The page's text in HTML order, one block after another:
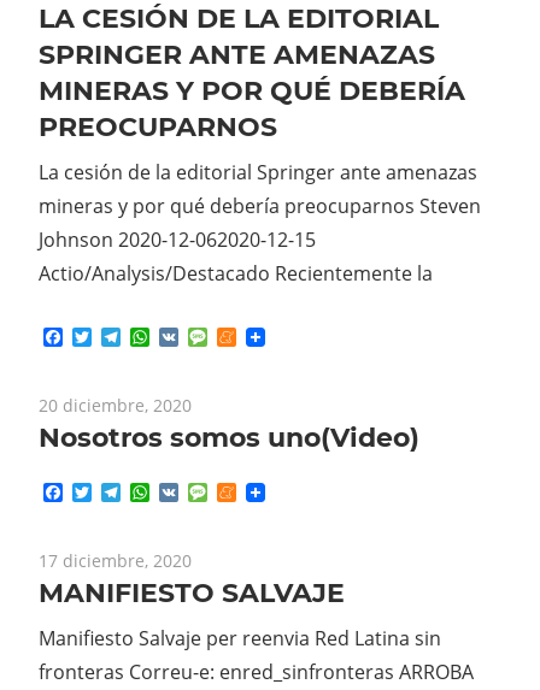
LA CESIÓN DE LA EDITORIAL
SPRINGER ANTE AMENAZAS
MINERAS Y POR QUÉ DEBERÍA
PREOCUPARNOS
La cesión de la editorial Springer ante amenazas
mineras y por qué debería preocuparnos Steven
Johnson 2020-12-062020-12-15
Actio/Analysis/Destacado Recientemente la
Facebook
TwitterTelegram
WhatsApp
VK MessageMeneame
20 diciembre, 2020
Nosotros somos uno(Video)
Facebook
TwitterTelegram
WhatsApp
VK MessageMeneame
17 diciembre, 2020
MANIFIESTO SALVAJE
Manifiesto Salvaje per reenvia Red Latina sin
fronteras Correu-e: enred_sinfronteras ARROBA